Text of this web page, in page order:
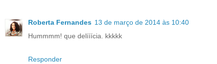
Roberta Fernandes 13 de março de 2014 às 10:40
Hummmm! que delííícia. kkkkk
Responder